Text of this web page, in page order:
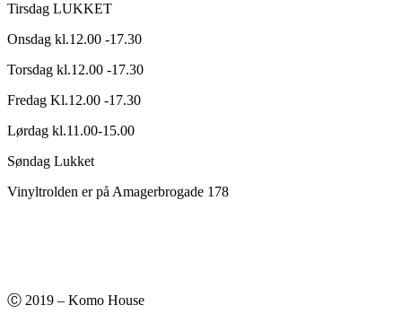
Tirsdag LUKKET
Onsdag kl.12.00 -17.30
Torsdag kl.12.00 -17.30
Fredag Kl.12.00 -17.30
Lørdag kl.11.00-15.00
Søndag Lukket
Vinyltrolden er på Amagerbrogade 178
Ⓒ 2019 – Komo House